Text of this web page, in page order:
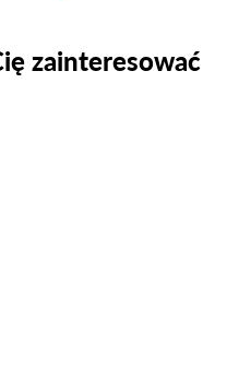
zainteresować